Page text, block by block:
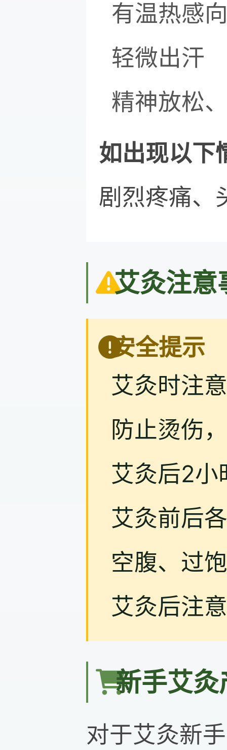
有温热感
轻微出汗
精神放松
如出现以下
剧烈疼痛、
艾灸注意
安全提示
艾灸时注
防止烫伤
艾灸后2小
艾灸前后
空腹、过
艾灸后注
新手艾
对于艾灸新